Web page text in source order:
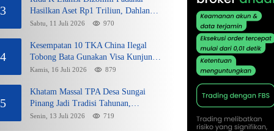
3
Hasilkan Aset Rp1 Triliun, Dahlan
Iskan Siap Membela
Sabtu, 11 Juli 2026 970
4
Kesempatan 10 TKA China Ilegal
Tobong Bata Gunakan Visa Kunjungan
dan Sikap Lunak Ditjen Imigrasi
Kamis, 16 Juli 2026 879
5
Khatam Massal TPA Desa Sungai
Pinang Jadi Tradisi Tahunan,
Wujudkan Generasi Qurani
Senin, 13 Juli 2026 719